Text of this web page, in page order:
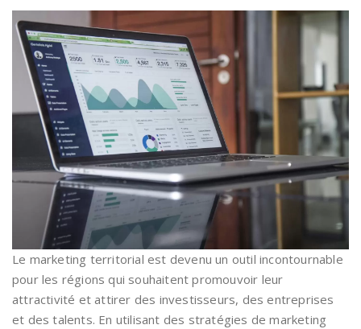
Le marketing territorial est devenu un outil incontournable
pour les régions qui souhaitent promouvoir leur
attractivité et attirer des investisseurs, des entreprises
et des talents. En utilisant des stratégies de marketing